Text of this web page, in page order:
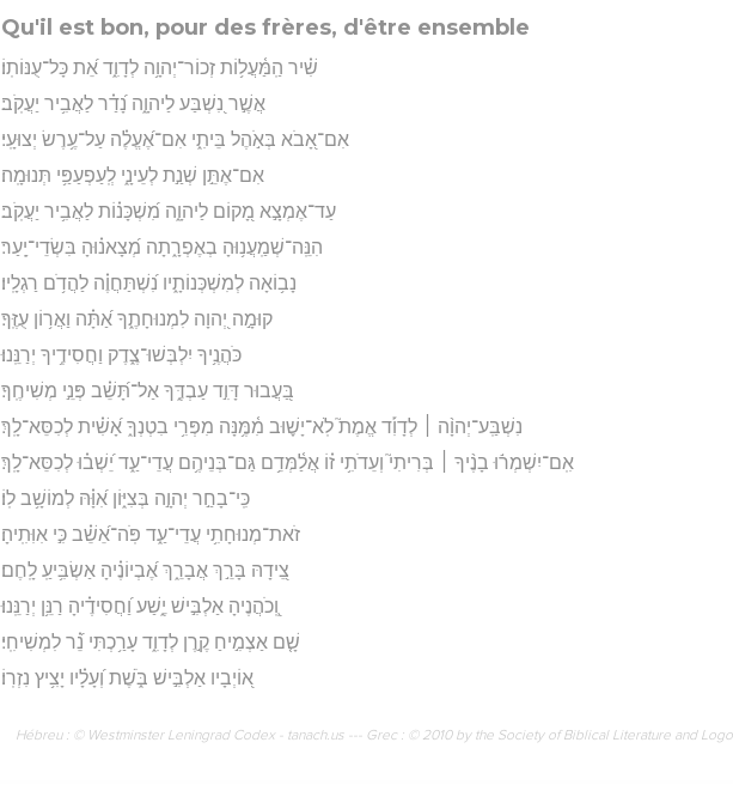
Qu'il est bon, pour des frères, d'être ensemble
שִׁ֗יר הַֽמַּ֫עֲל֥וֹת זְכוֹר־יְהוָ֥ה לְדָוִ֑ד אֵ֝ת כָּל־עֻנּוֹתֽוֹ׃
אֲשֶׁ֣ר נִ֭שְׁבַּע לַיהוָ֑ה נָ֝דַ֗ר לַאֲבִ֥יר יַעֲקֹֽב׃
אִם־אָ֭בֹא בְּאֹ֣הֶל בֵּיתִ֑י אִם־אֶ֝עֱלֶ֗ה עַל־עֶ֥רֶשׂ יְצוּעָֽי׃
אִם־אֶתֵּ֣ן שְׁנַ֣ת לְעֵינָ֑י לְֽעַפְעַפַּ֥י תְּנוּמָֽה׃
עַד־אֶמְצָ֣א מָ֭קוֹם לַיהוָ֑ה מִ֝שְׁכָּנ֗וֹת לַאֲבִ֥יר יַעֲקֹֽב׃
הִנֵּֽה־שְׁמַֽעֲנ֥וּהָ בְאֶפְרָ֑תָה מְ֝צָאנ֗וּהָ בִּשְׂדֵי־יָֽעַר׃
נָב֥וֹאָה לְמִשְׁכְּנוֹתָ֑יו נִ֝שְׁתַּחֲוֶ֗ה לַהֲדֹ֥ם רַגְלָֽיו׃
קוּמָ֣ה יְ֭הוָה לִמְנוּחָתֶ֑ךָ אַ֝תָּ֗ה וַאֲר֥וֹן עֻזֶּֽךָ׃
כֹּהֲנֶ֥יךָ יִלְבְּשׁוּ־צֶ֑דֶק וַחֲסִידֶ֥יךָ יְרַנֵּֽנוּ׃
בַּ֭עֲבוּר דָּוִ֣ד עַבְדֶּ֑ךָ אַל־תָּ֝שֵׁ֗ב פְּנֵ֣י מְשִׁיחֶֽךָ׃
נִשְׁבַּֽע־יְהוָ֨ה ׀ לְדָוִ֡ד אֱמֶת֮ לֹֽא־יָשׁ֪וּב מִ֫מֶּ֥נָּה מִפְּרִ֥י בִטְנְךָ֑ אָ֝שִׁ֗ית לְכִסֵּא־לָֽךְ׃
אִֽם־יִשְׁמְר֬וּ בָנֶ֨יךָ ׀ בְּרִיתִי֮ וְעֵדֹתִ֥י ז֗וֹ אֲלַ֫מְּדֵ֥ם גַּם־בְּנֵיהֶ֥ם עֲדֵי־עַ֑ד יֵ֝שְׁב֗וּ לְכִסֵּא־לָֽךְ׃
כִּֽי־בָחַ֣ר יְהוָ֣ה בְּצִיּ֑וֹן אִ֝וָּ֗הּ לְמוֹשָׁ֥ב לֽוֹ׃
זֹאת־מְנוּחָתִ֥י עֲדֵי־עַ֑ד פֹּֽה־אֵ֝שֵׁ֗ב כִּ֣י אִוִּתִֽיהָ׃
צֵ֭ידָהּ בָּרֵ֣ךְ אֲבָרֵ֑ךְ אֶ֝בְיוֹנֶ֗יהָ אַשְׂבִּ֥יעַֽ לָֽחֶם׃
וְֽ֭כֹהֲנֶיהָ אַלְבִּ֣ישׁ יֶ֑שַׁע וַ֝חֲסִידֶ֗יהָ רַנֵּ֥ן יְרַנֵּֽנוּ׃
שָׁ֤ם אַצְמִ֣יחַ קֶ֣רֶן לְדָוִ֑ד עָרַ֥כְתִּי נֵ֝֗ר לִמְשִׁיחִֽי׃
א֭וֹיְבָיו אַלְבִּ֣ישׁ בֹּ֑שֶׁת וְ֝עָלָ֗יו יָצִ֥יץ נִזְרֽוֹ׃
Hébreu : © Westminster Leningrad Codex - tanach.us --- Grec : © 2010 by the Society of Biblical Literature and